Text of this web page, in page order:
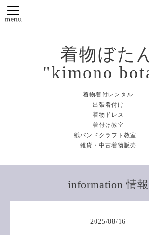
着物ぼた
"kimono
着物着付レンタル
出張着付け
着物ドレス
着付け教室
紙バンドクラフト教室
雑貨・中古着物販売
information 情報
2025/08/16